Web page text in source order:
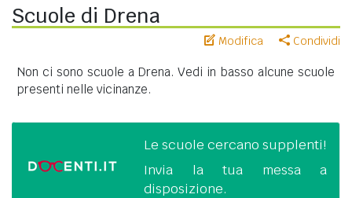
Scuole di Drena
Modifica Condividi
Non ci sono scuole a Drena. Vedi in basso alcune scuole
presenti nelle vicinanze.
Le scuole cercano supplenti!
Invia la tua messa a
disposizione.